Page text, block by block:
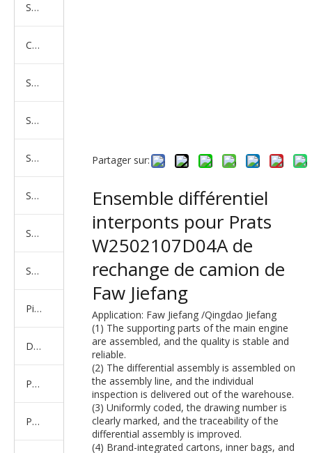
Série de camions Sinotruk
Camion Shacman Série
Série de camions SAIC-lveco Hongyan
Série de camions Foton Auman
Série de camions FAW Jiefang
Série de camions Dongfeng
Série de camions North Benz Beiben
Série de camions américains, européens et japonais
Pièces de rechange de machines d'ingénierie de camion minier
D'autres séries de camions
Produits d'essieux
Produits de support de châssis
Partager sur:
Ensemble différentiel
interponts pour Prats
W2502107D04A de
rechange de camion de
Faw Jiefang
Application: Faw Jiefang /Qingdao Jiefang
(1) The supporting parts of the main engine
are assembled, and the quality is stable and
reliable.
(2) The differential assembly is assembled on
the assembly line, and the individual
inspection is delivered out of the warehouse.
(3) Uniformly coded, the drawing number is
clearly marked, and the traceability of the
differential assembly is improved.
(4) Brand-integrated cartons, inner bags, and